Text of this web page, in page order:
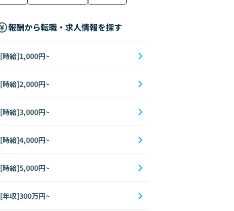
報酬から転職・求人情報を探す
[時給]1,000円~
[時給]2,000円~
[時給]3,000円~
[時給]4,000円~
[時給]5,000円~
[年収]300万円~